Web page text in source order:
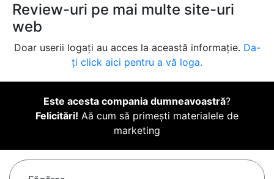
Review-uri pe mai multe site-uri
web
Doar userii logați au acces la această informație. Da-
ți click aici pentru a vă loga.
Este acesta compania dumneavoastră?
Felicitări! Aă cum să primești materialele de
marketing